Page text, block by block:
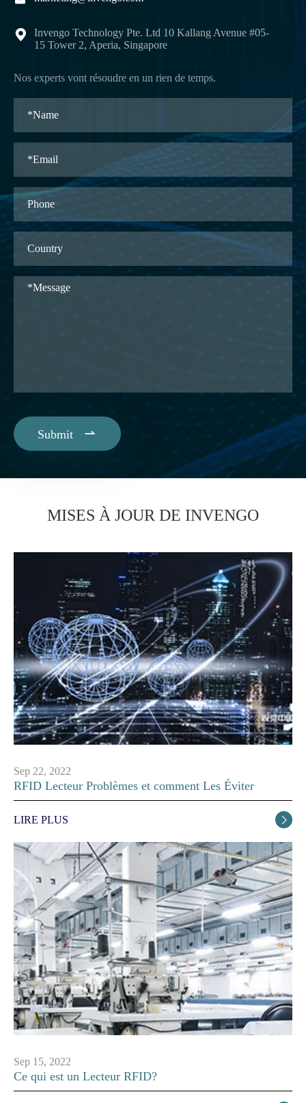

Invengo Technology Pte. Ltd 10 Kallang Avenue #05-
15 Tower 2, Aperia, Singapore
Nos experts vont résoudre en un rien de temps.
Submit 
MISES À JOUR DE INVENGO
Sep 22, 2022
RFID Lecteur Problèmes et comment Les Éviter
LIRE PLUS 
Sep 15, 2022
Ce qui est un Lecteur RFID?